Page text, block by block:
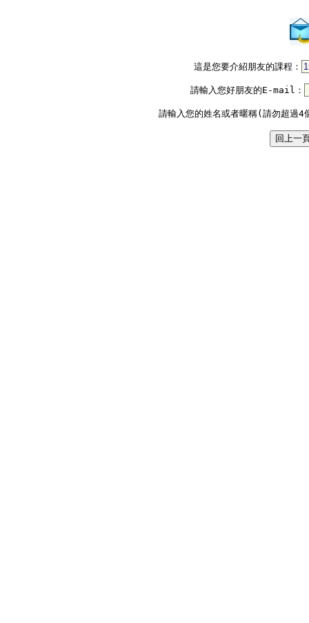
這是您要介紹朋友的課程：
請輸入您好朋友的E-mail：
請輸入您的姓名或者暱稱(請勿超過4